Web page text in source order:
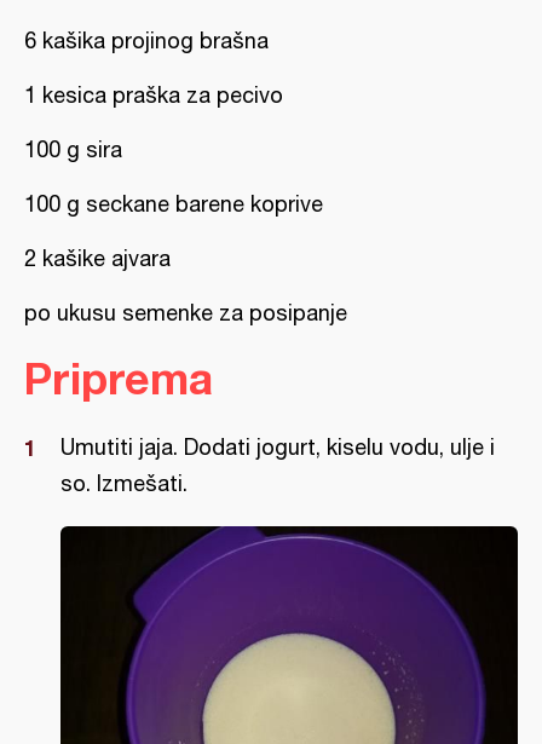
6 kašika projinog brašna
1 kesica praška za pecivo
100 g sira
100 g seckane barene koprive
2 kašike ajvara
po ukusu semenke za posipanje
Priprema
Umutiti jaja. Dodati jogurt, kiselu vodu, ulje i
so. Izmešati.